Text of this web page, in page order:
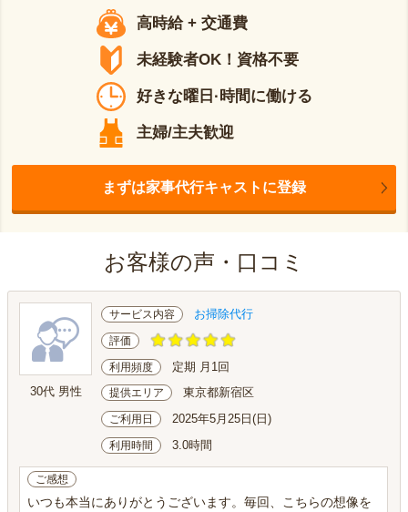
高時給 + 交通費
未経験者OK！資格不要
好きな曜日·時間に働ける
主婦/主夫歓迎
まずは家事代行キャストに登録
お客様の声・口コミ
30代 男性
サービス内容 お掃除代行
評価
利用頻度 定期 月1回
提供エリア 東京都新宿区
ご利用日 2025年5月25日(日)
利用時間 3.0時間
ご感想
いつも本当にありがとうございます。毎回、こちらの想像を